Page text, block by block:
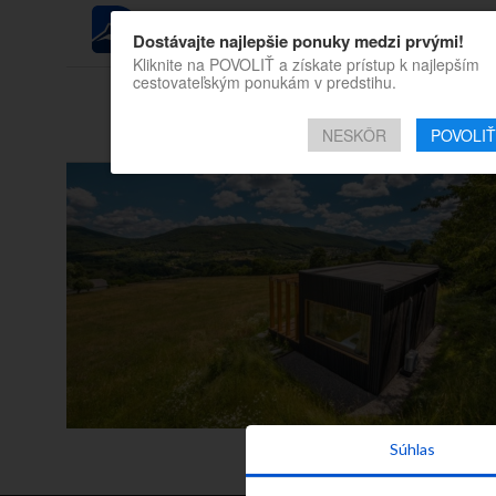
REGIÓNY
Všetky príspevky
Súhlas
Dostávajte najlepšie ponuky medzi prvými!
Kliknite na POVOLIŤ a získate prístup k najlepším
cestovateľským ponukám v predstihu.
NESKÔR POVOLIŤ